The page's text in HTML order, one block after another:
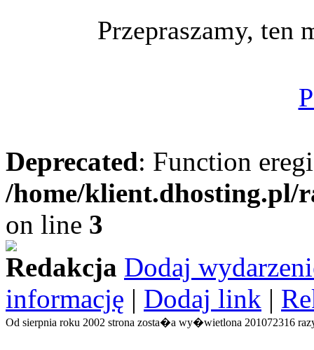
Przepraszamy,
Deprecated: Function
/home/
on line 3
Redakcja Dodaj
informację | Dodaj link |
Od sierpnia roku 2002 strona zosta�a wy�wietlona 201072316